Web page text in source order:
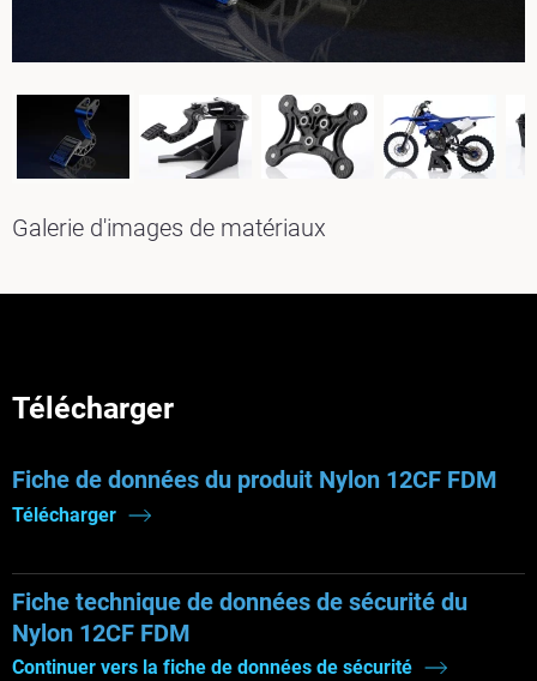
Galerie d'images de matériaux
Télécharger
Fiche de données du produit Nylon 12CF FDM
Télécharger
Fiche technique de données de sécurité du
Nylon 12CF FDM
Continuer vers la fiche de données de sécurité